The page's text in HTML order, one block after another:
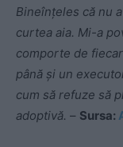
Bineînţeles că nu
curtea aia. Mi-a
comporte de
până şi un
cum să refuze să
adoptivă. – Sursa: